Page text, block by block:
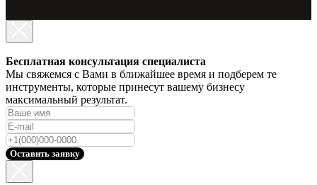
Бесплатная консультация специалиста
Мы свяжемся с Вами в ближайшее время и подберем те
инструменты, которые принесут вашему бизнесу
максимальный результат.
Оставить заявку